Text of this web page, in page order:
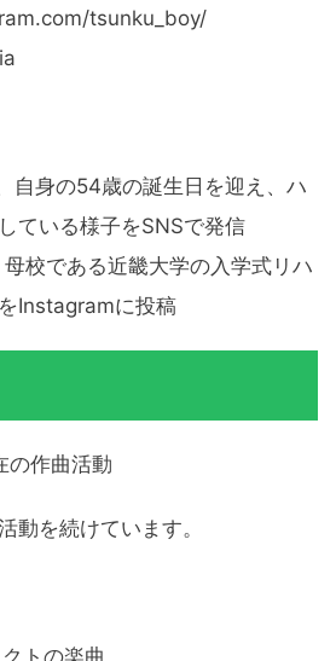
tsunku_boy/
身の54歳の誕生日を迎え、ハ
ている様子をSNSで発信
校である近畿大学の入学式リハ
Instagramに投稿
の作曲活動
動を続けています。
トの楽曲